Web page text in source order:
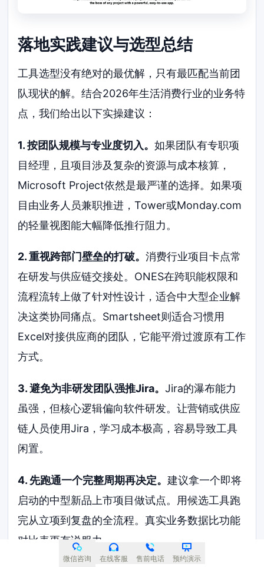
落地实践建议与选型总结
工具选型没有绝对的最优解，只有最匹配当前团
队现状的解。结合2026年生活消费行业的业务特
点，我们给出以下实操建议：
1. 按团队规模与专业度切入。如果团队有专职项
目经理，且项目涉及复杂的资源与成本核算，
Microsoft Project依然是最严谨的选择。如果项
目由业务人员兼职推进，Tower或Monday.com
的轻量视图能大幅降低推行阻力。
2. 重视跨部门壁垒的打破。消费行业项目卡点常
在研发与供应链交接处。ONES在跨职能权限和
流程流转上做了针对性设计，适合中大型企业解
决这类协同痛点。Smartsheet则适合习惯用
Excel对接供应商的团队，它能平滑过渡原有工作
方式。
3. 避免为非研发团队强推Jira。Jira的瀑布能力
虽强，但核心逻辑偏向软件研发。让营销或供应
链人员使用Jira，学习成本极高，容易导致工具
闲置。
4. 先跑通一个完整周期再决定。建议拿一个即将
启动的中型新品上市项目做试点。用候选工具跑
完从立项到复盘的全流程。真实业务数据比功能
对比表更有说服力。
微信咨询 在线客服 售前电话 预约演示